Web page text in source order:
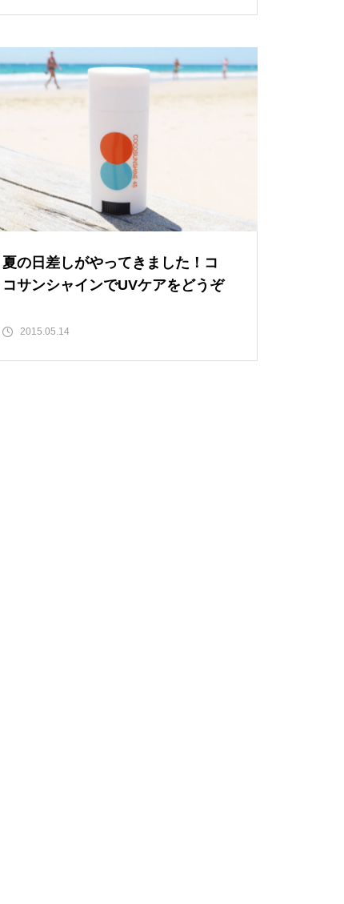
夏の日差しがやってきました！コ
コサンシャインでUVケアをどうぞ
2015.05.14